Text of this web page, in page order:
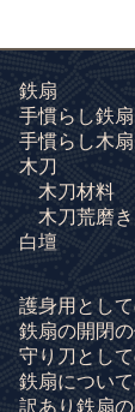
鉄扇
手慣らし鉄扇
手慣らし木扇
木刀
木刀材料
木刀荒磨き
白壇
護身用とし
鉄扇の開閉
守り刀とし
鉄扇につい
訳あり鉄扇